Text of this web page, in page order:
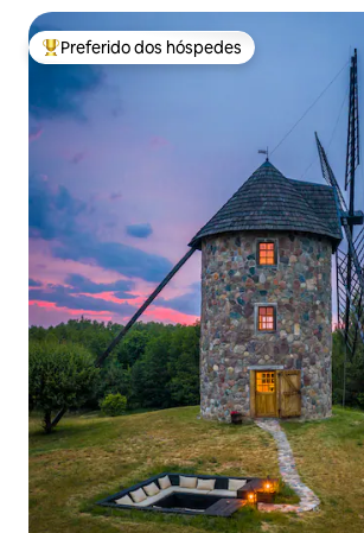
Entre os melhores preferidos dos hóspedes
Preferido dos hóspedes